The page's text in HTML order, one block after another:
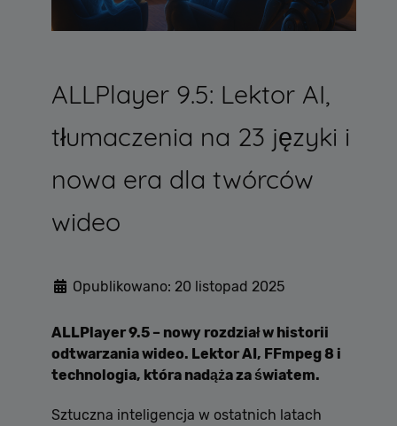
ALLPlayer 9.5: Lektor AI,
tłumaczenia na 23 języki i
nowa era dla twórców
wideo
Opublikowano: 20 listopad 2025
ALLPlayer 9.5 – nowy rozdział w historii
odtwarzania wideo. Lektor AI, FFmpeg 8 i
technologia, która nadąża za światem.
Sztuczna inteligencja w ostatnich latach